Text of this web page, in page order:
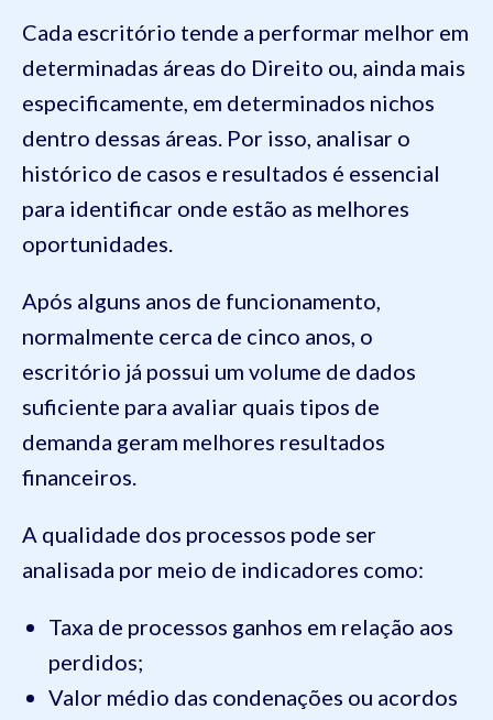
Cada escritório tende a performar melhor em
determinadas áreas do Direito ou, ainda mais
especificamente, em determinados nichos
dentro dessas áreas. Por isso, analisar o
histórico de casos e resultados é essencial
para identificar onde estão as melhores
oportunidades.
Após alguns anos de funcionamento,
normalmente cerca de cinco anos, o
escritório já possui um volume de dados
suficiente para avaliar quais tipos de
demanda geram melhores resultados
financeiros.
A qualidade dos processos pode ser
analisada por meio de indicadores como:
Taxa de processos ganhos em relação aos
perdidos;
Valor médio das condenações ou acordos